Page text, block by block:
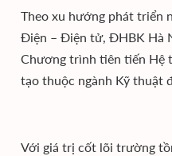
Theo xu hướng phát triển
Điện – Điện tử, ĐHBK Hà
Chương trình tiên tiến Hệ
tạo thuộc ngành Kỹ thuật
Với giá trị cốt lõi trường